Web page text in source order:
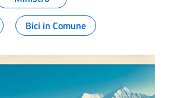
Bici in Comune